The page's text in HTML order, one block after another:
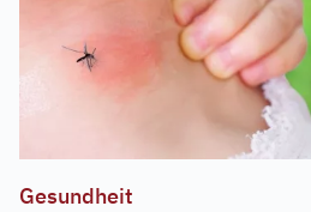
Gesundheit